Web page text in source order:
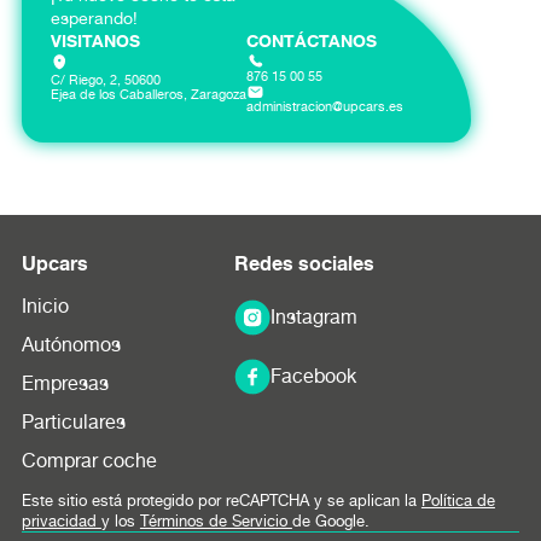
esperando!
VISITANOS
C/ Riego, 2, 50600
Ejea de los Caballeros, Zaragoza
CONTÁCTANOS
876 15 00 55
administracion@upcars.es
Upcars
Inicio
Autónomos
Empresas
Particulares
Comprar coche
Redes sociales
Instagram
Facebook
Este sitio está protegido por reCAPTCHA y se aplican la Política de
privacidad y los Términos de Servicio de Google.